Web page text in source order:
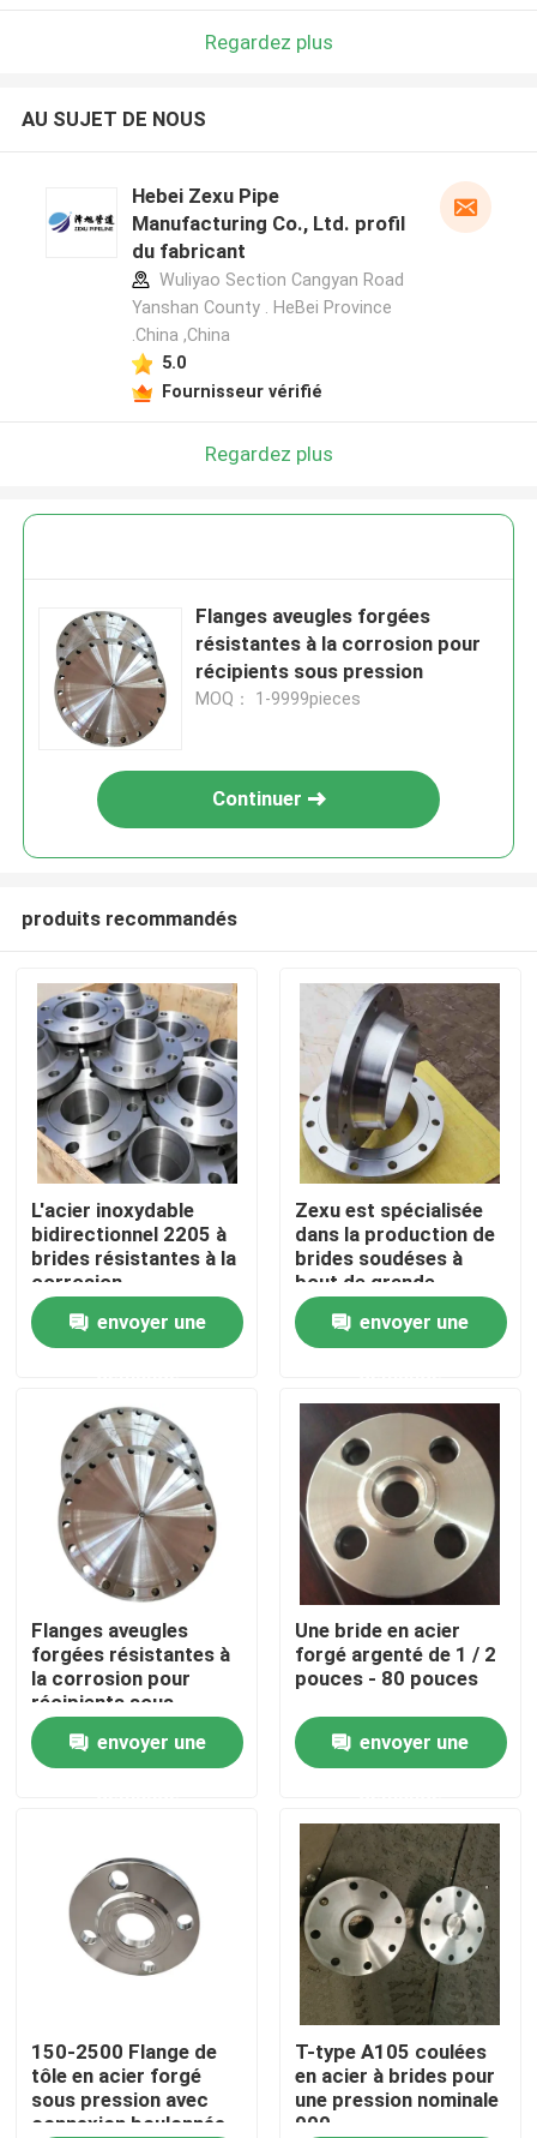
Maison
Produits
Vidéos
Exposition de VR
Au sujet de nous
Contrôle de qualité
Contactez-nous
Nouvelles
Demandez une citation
Regardez plus
AU SUJET DE NOUS
Hebei Zexu Pipe
Manufacturing Co., Ltd. profil
du fabricant
Wuliyao Section Cangyan Road
Yanshan County . HeBei Province
.China ,China
5.0
Fournisseur vérifié
Regardez plus
Flanges aveugles forgées
résistantes à la corrosion pour
récipients sous pression
MOQ： 1-9999pieces
Continuer
produits recommandés
L'acier inoxydable
bidirectionnel 2205 à
brides résistantes à la
corrosion
envoyer une
Zexu est spécialisée
dans la production de
brides soudéses à
bout de grande
longueur 904L
envoyer une
Flanges aveugles
forgées résistantes à
la corrosion pour
récipients sous
pression
envoyer une
Une bride en acier
forgé argenté de 1 / 2
pouces - 80 pouces
envoyer une
150-2500 Flange de
tôle en acier forgé
sous pression avec
connexion boulonnée
T-type A105 coulées
en acier à brides pour
une pression nominale
900